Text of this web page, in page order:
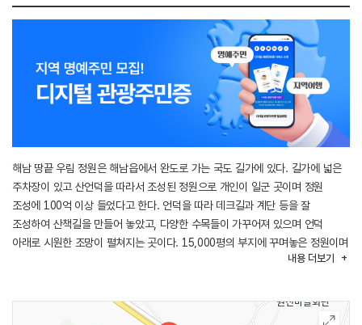
해남 땅끝 우림 정원은 해남읍에서 완도로 가는 국도 길가에 있다. 길가에 넓은
주차장이 있고 산언덕을 따라서 조성된 정원으로 개인이 일군 곳이며 정원
조성에 100억 이상 들었다고 한다. 언덕을 따라 데크길과 계단 등을 잘
조성하여 산책길을 만들어 놓았고, 다양한 수목들이 가꾸어져 있으며 언덕
아래로 시원한 조망이 펼쳐지는 곳이다. 15,000평의 부지에 꾸며놓은 정원이며
산 위(언덕 위)에 연못을 만들어 수련과 수중식물들을 가꾸어 놓았다. 원래는
바위의 흙을 파냈더니 웅덩이가 나와 수중식물들을 심었다고 한다.
나무 그늘이 많지 않아 여름에는 더울 수 있으며 언덕을 따라 만든 계단이 많고
내용 더보기